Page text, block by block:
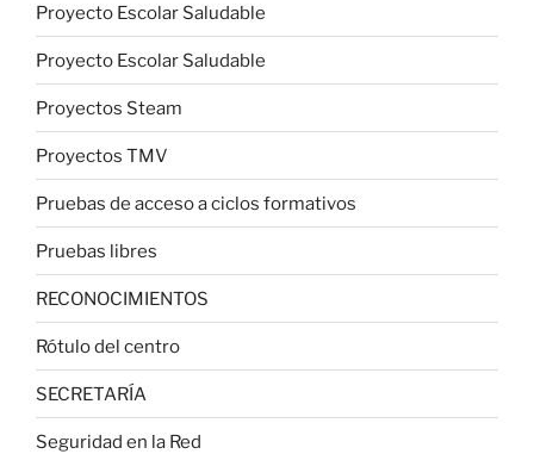
Proyecto Escolar Saludable
Proyecto Escolar Saludable
Proyectos Steam
Proyectos TMV
Pruebas de acceso a ciclos formativos
Pruebas libres
RECONOCIMIENTOS
Rótulo del centro
SECRETARÍA
Seguridad en la Red